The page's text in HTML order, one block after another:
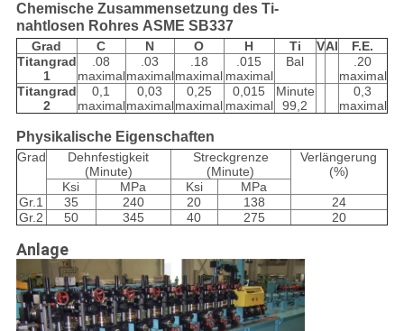
Chemische Zusammensetzung des Ti-
nahtlosen Rohres ASME SB337
Grad C N O H Ti VAl
F.E.
Titangrad
1
.08
maximal
.03
maximal
.18
maximal
.015
maximal
Bal
.20
maximal
Titangrad
2
0,1
maximal
0,03
maximal
0,25
maximal
0,015
maximal
Minute
99,2
0,3
maximal
Physikalische Eigenschaften
Grad
Dehnfestigkeit
(Minute)
Streckgrenze
(Minute)
Verlängerung
(%)
Ksi
MPa Ksi
MPa
Gr.1
35 240 20 138
24
Gr.2
50 345 40 275 20
Anlage